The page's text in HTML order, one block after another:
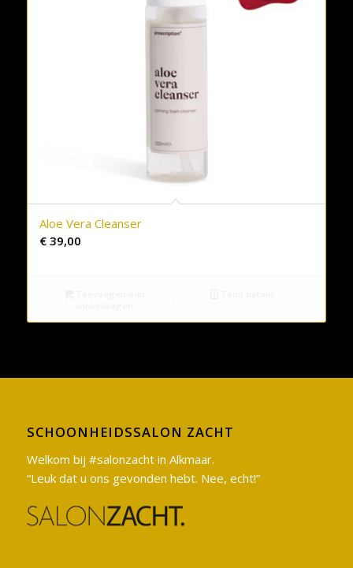
Aloe Vera Cleanser
€39,00
SCHOONHEIDSSALON ZACHT
Welkom bij #salonzacht in Alkmaar.
“Leuk dat u ons gevonden hebt. Nee, echt!”